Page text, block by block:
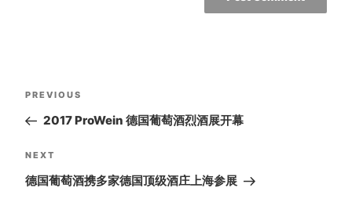
Post
navigation
Previous
Post
PREVIOUS
2017 ProWein 德国葡萄酒烈酒展开幕
Next
Post
NEXT
德国葡萄酒携多家德国顶级酒庄上海参展